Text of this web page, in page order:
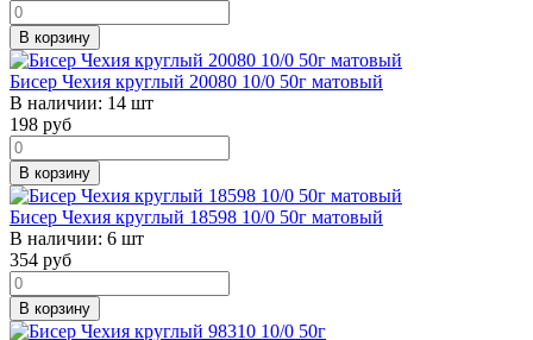
В корзину
Бисер Чехия круглый 20080 10/0 50г матовый
В наличии: 14 шт
198 руб
В корзину
Бисер Чехия круглый 18598 10/0 50г матовый
В наличии: 6 шт
354 руб
В корзину